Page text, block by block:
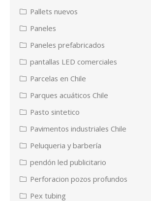
Pallets nuevos
Paneles
Paneles prefabricados
pantallas LED comerciales
Parcelas en Chile
Parques acuáticos Chile
Pasto sintetico
Pavimentos industriales Chile
Peluqueria y barbería
pendón led publicitario
Perforacion pozos profundos
Pex tubing